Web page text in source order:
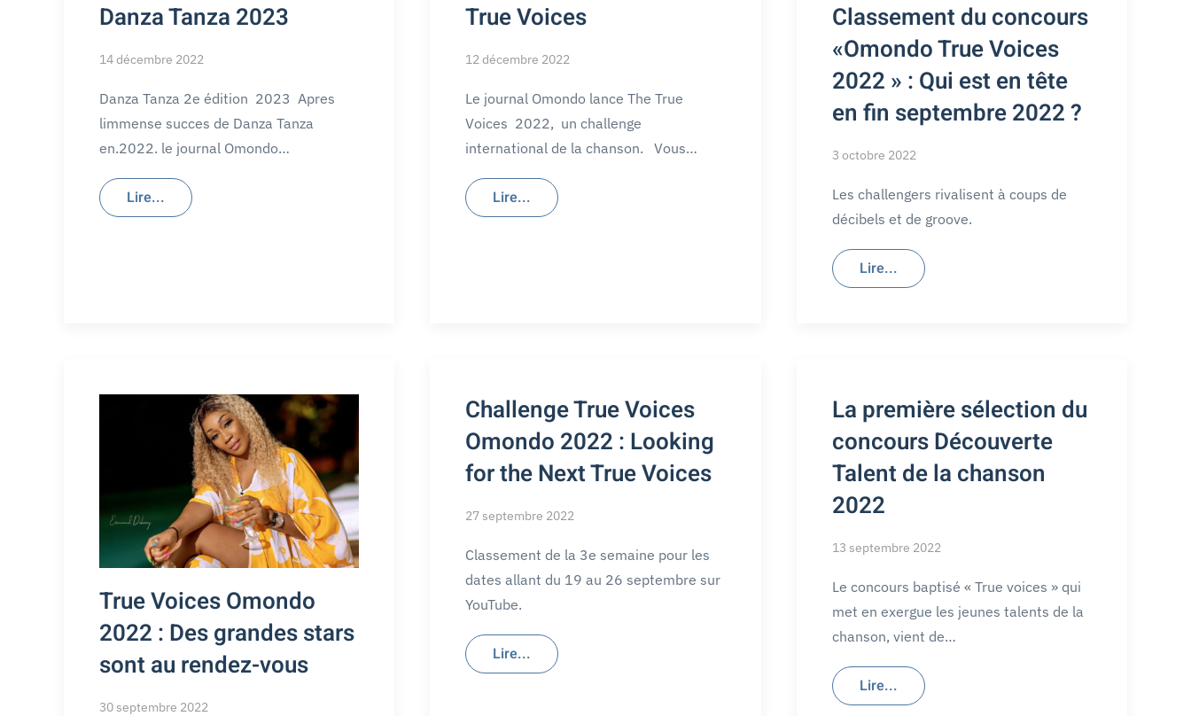
Danza Tanza 2023
14 décembre 2022
Danza Tanza 2e édition 2023 Apres
limmense succes de Danza Tanza
en.2022. le journal Omondo…
Lire...
True Voices
12 décembre 2022
Le journal Omondo lance The True
Voices 2022, un challenge
international de la chanson. Vous…
Lire...
Classement du concours
«Omondo True Voices
2022 » : Qui est en tête
en fin septembre 2022 ?
3 octobre 2022
Les challengers rivalisent à coups de
décibels et de groove.
Lire...
True Voices Omondo
2022 : Des grandes stars
sont au rendez-vous
30 septembre 2022
Challenge True Voices
Omondo 2022 : Looking
for the Next True Voices
27 septembre 2022
Classement de la 3e semaine pour les
dates allant du 19 au 26 septembre sur
YouTube.
Lire...
La première sélection du
concours Découverte
Talent de la chanson
2022
13 septembre 2022
Le concours baptisé « True voices » qui
met en exergue les jeunes talents de la
chanson, vient de…
Lire...